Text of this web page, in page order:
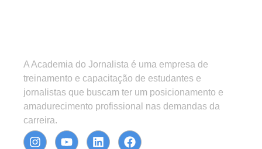
A Academia do Jornalista é uma empresa de
treinamento e capacitação de estudantes e
jornalistas que buscam ter um posicionamento e
amadurecimento profissional nas demandas da
carreira.